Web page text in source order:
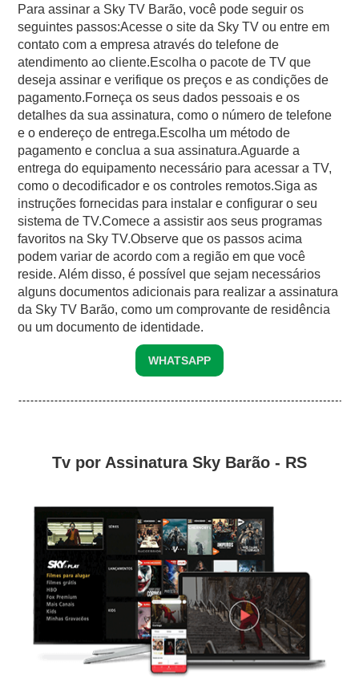
Para assinar a Sky TV Barão, você pode seguir os
seguintes passos:Acesse o site da Sky TV ou entre em
contato com a empresa através do telefone de
atendimento ao cliente.Escolha o pacote de TV que
deseja assinar e verifique os preços e as condições de
pagamento.Forneça os seus dados pessoais e os
detalhes da sua assinatura, como o número de telefone
e o endereço de entrega.Escolha um método de
pagamento e conclua a sua assinatura.Aguarde a
entrega do equipamento necessário para acessar a TV,
como o decodificador e os controles remotos.Siga as
instruções fornecidas para instalar e configurar o seu
sistema de TV.Comece a assistir aos seus programas
favoritos na Sky TV.Observe que os passos acima
podem variar de acordo com a região em que você
reside. Além disso, é possível que sejam necessários
alguns documentos adicionais para realizar a assinatura
da Sky TV Barão, como um comprovante de residência
ou um documento de identidade.
WHATSAPP
Tv por Assinatura Sky Barão - RS